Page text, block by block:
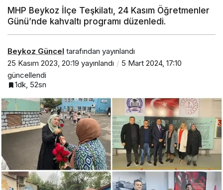
MHP Beykoz İlçe Teşkilatı, 24 Kasım Öğretmenler
Günü’nde kahvaltı programı düzenledi.
Beykoz Güncel tarafından yayınlandı
25 Kasım 2023, 20:19 yayınlandı
5 Mart 2024, 17:10
güncellendi
1dk, 52sn